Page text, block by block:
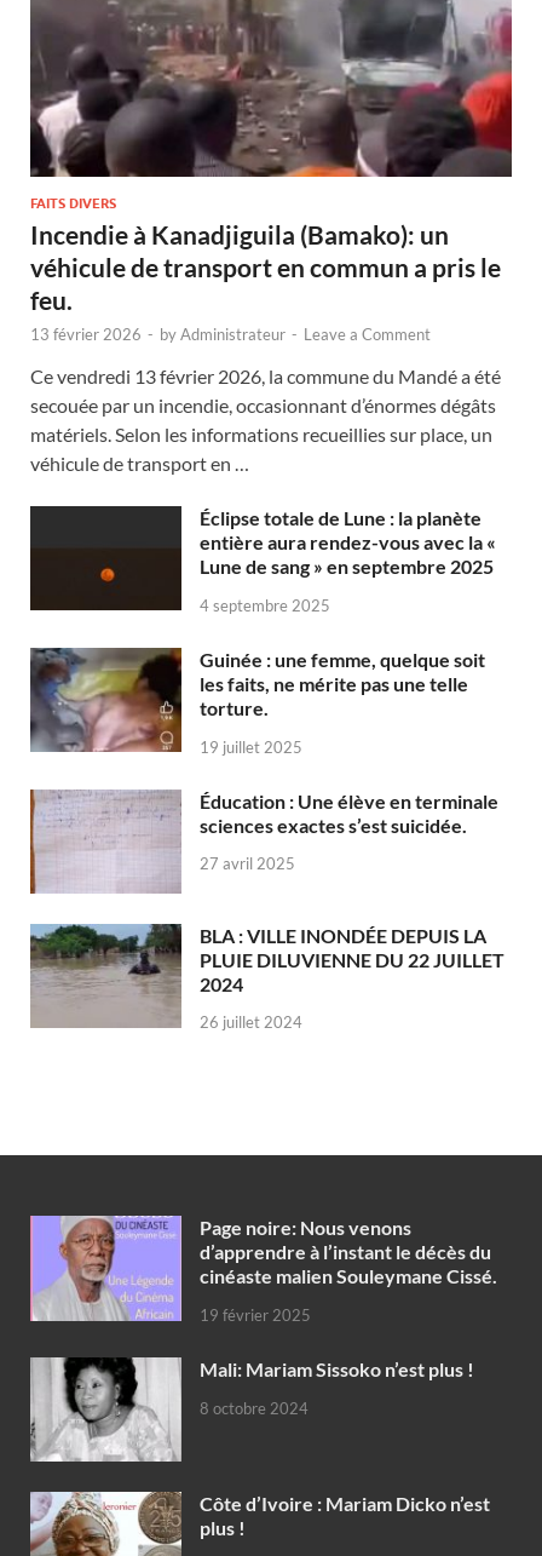
FAITS DIVERS
Incendie à Kanadjiguila (Bamako): un
véhicule de transport en commun a pris le
feu.
13 février 2026 - byAdministrateur - Leave a Comment
Ce vendredi 13 février 2026, la commune du Mandé a été
secouée par un incendie, occasionnant d’énormes dégâts
matériels. Selon les informations recueillies sur place, un
véhicule de transport en …
Éclipse totale de Lune : la planète
entière aura rendez-vous avec la «
Lune de sang » en septembre 2025
4 septembre 2025
Guinée : une femme, quelque soit
les faits, ne mérite pas une telle
torture.
19 juillet 2025
Éducation : Une élève en terminale
sciences exactes s’est suicidée.
27 avril 2025
BLA : VILLE INONDÉE DEPUIS LA
PLUIE DILUVIENNE DU 22 JUILLET
2024
26 juillet 2024
Page noire: Nous venons
d’apprendre à l’instant le décès du
cinéaste malien Souleymane Cissé.
19 février 2025
Mali: Mariam Sissoko n’est plus !
8 octobre 2024
Côte d’Ivoire : Mariam Dicko n’est
plus !